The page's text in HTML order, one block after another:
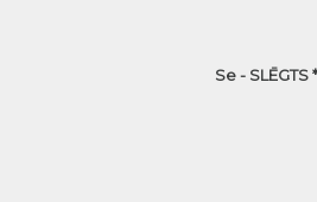
Se - SLĒGTS *